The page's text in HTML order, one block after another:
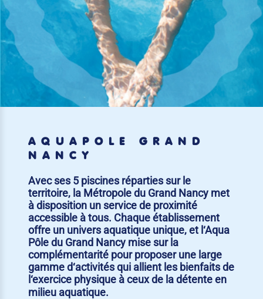
AQUAPÔLE GRAND
NANCY
Avec ses 5 piscines réparties sur le
territoire, la Métropole du Grand Nancy met
à disposition un service de proximité
accessible à tous. Chaque établissement
offre un univers aquatique unique, et l‘Aqua
Pôle du Grand Nancy mise sur la
complémentarité pour proposer une large
gamme d‘activités qui allient les bienfaits de
l‘exercice physique à ceux de la détente en
milieu aquatique.